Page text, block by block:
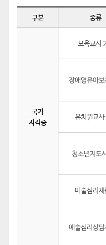
구분 종류
국가
자격증
보육교사
장애영유아
유치원교
청소년지도
미술심리재
예술심리상